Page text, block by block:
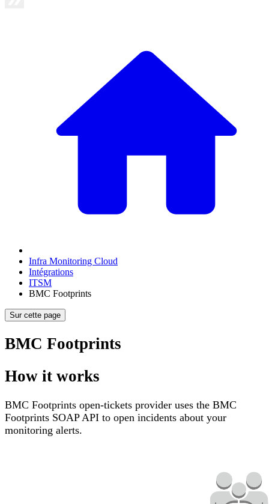
Infra Monitoring Cloud
Intégrations
ITSM
BMC Footprints
Sur cette page
BMC Footprints
How it works
BMC Footprints open-tickets provider uses the BMC
Footprints SOAP API to open incidents about your
monitoring alerts.